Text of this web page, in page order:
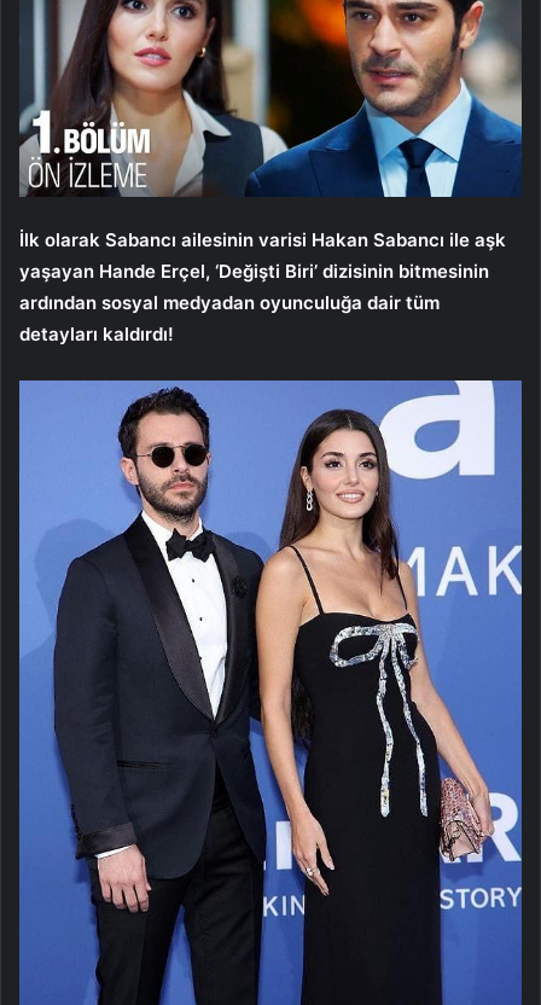
İlk olarak Sabancı ailesinin varisi Hakan Sabancı ile aşk
yaşayan Hande Erçel, ‘Değişti Biri’ dizisinin bitmesinin
ardından sosyal medyadan oyunculuğa dair tüm
detayları kaldırdı!